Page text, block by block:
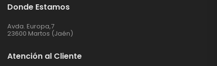
Donde Estamos
Avda. Europa,7
23600 Martos (Jaén)
Atención al Cliente